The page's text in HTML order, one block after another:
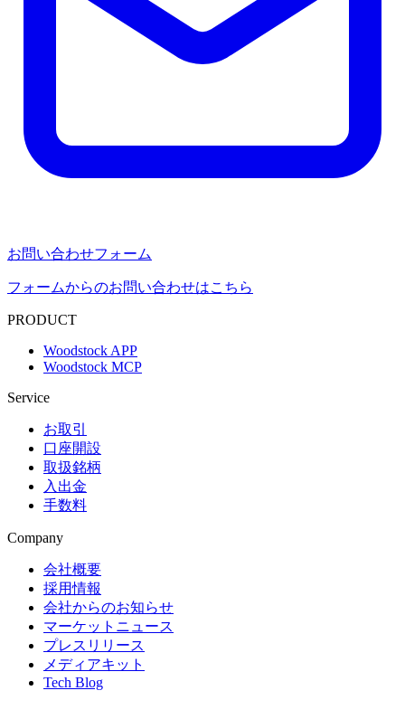
お問い合わせフォーム
フォームからのお問い合わせはこちら
PRODUCT
Woodstock APP
Woodstock MCP
Service
お取引
口座開設
取扱銘柄
入出金
手数料
Company
会社概要
採用情報
会社からのお知らせ
マーケットニュース
プレスリリース
メディアキット
Tech Blog